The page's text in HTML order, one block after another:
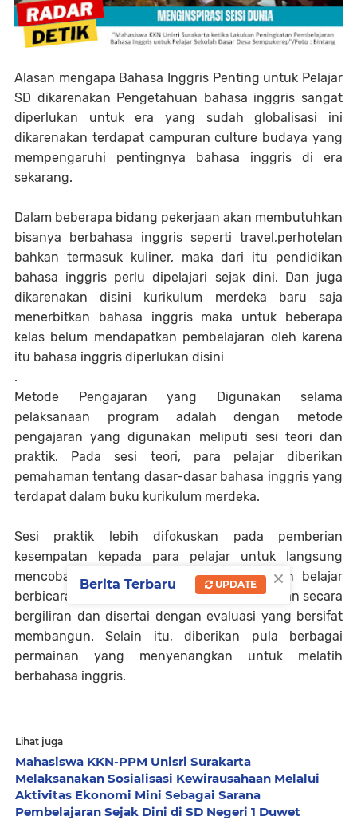
Alasan mengapa Bahasa Inggris Penting untuk Pelajar
SD dikarenakan Pengetahuan bahasa inggris sangat
diperlukan untuk era yang sudah globalisasi ini
dikarenakan terdapat campuran culture budaya yang
mempengaruhi pentingnya bahasa inggris di era
sekarang.
Dalam beberapa bidang pekerjaan akan membutuhkan
bisanya berbahasa inggris seperti travel,perhotelan
bahkan termasuk kuliner, maka dari itu pendidikan
bahasa inggris perlu dipelajari sejak dini. Dan juga
dikarenakan disini kurikulum merdeka baru saja
menerbitkan bahasa inggris maka untuk beberapa
kelas belum mendapatkan pembelajaran oleh karena
itu bahasa inggris diperlukan disini
.
Metode Pengajaran yang Digunakan selama
pelaksanaan program adalah dengan metode
pengajaran yang digunakan meliputi sesi teori dan
praktik. Pada sesi teori, para pelajar diberikan
pemahaman tentang dasar-dasar bahasa inggris yang
terdapat dalam buku kurikulum merdeka.
Sesi praktik lebih difokuskan pada pemberian
kesempatan kepada para pelajar untuk langsung
mencoba mengerjakan beberapa tugas dan belajar
berbicara bahasa inggris. Aktivitas ini dilakukan secara
bergiliran dan disertai dengan evaluasi yang bersifat
membangun. Selain itu, diberikan pula berbagai
permainan yang menyenangkan untuk melatih
berbahasa inggris.
Lihat juga
Mahasiswa KKN-PPM Unisri Surakarta
Melaksanakan Sosialisasi Kewirausahaan Melalui
Aktivitas Ekonomi Mini Sebagai Sarana
Pembelajaran Sejak Dini di SD Negeri 1 Duwet
×
Berita Terbaru UPDATE